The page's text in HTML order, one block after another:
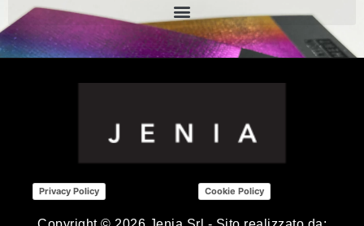
Privacy Policy Cookie Policy